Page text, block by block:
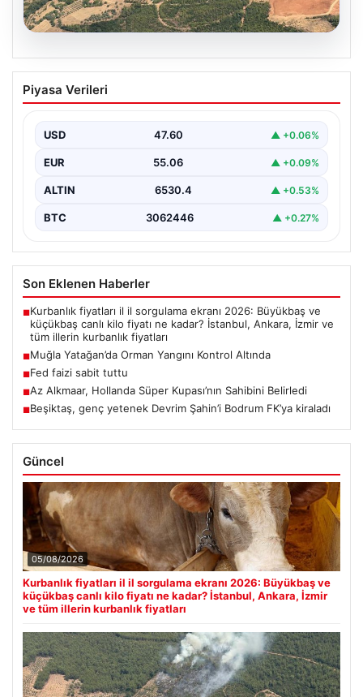
05.08.2026
Muğla Yatağan’da Orman Yangını
Kontrol Altında
yangını, hem havadan hem de karadan yürütülen
kapsamlı…
Piyasa Verileri
USD 47.60 ▲ +0.06%
EUR 55.06 ▲ +0.09%
ALTIN 6530.4 ▲ +0.53%
BTC 3062446 ▲ +0.27%
Son Eklenen Haberler
■Kurbanlık fiyatları il il sorgulama ekranı 2026: Büyükbaş ve
küçükbaş canlı kilo fiyatı ne kadar? İstanbul, Ankara, İzmir ve
tüm illerin kurbanlık fiyatları
■Muğla Yatağan’da Orman Yangını Kontrol Altında
■Fed faizi sabit tuttu
■Az Alkmaar, Hollanda Süper Kupası’nın Sahibini Belirledi
■Beşiktaş, genç yetenek Devrim Şahin’i Bodrum FK’ya kiraladı
Güncel
05/08/2026
Kurbanlık fiyatları il il sorgulama ekranı 2026: Büyükbaş ve
küçükbaş canlı kilo fiyatı ne kadar? İstanbul, Ankara, İzmir
ve tüm illerin kurbanlık fiyatları